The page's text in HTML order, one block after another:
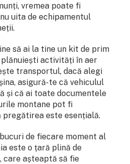
vremea poate fi
uita de echipamentul
să ai la tine un kit de prim
plănuiești activități în aer
transportul, dacă alegi
asigură-te că vehiculul
și că ai toate documentele
montane pot fi
pregătirea este esențială.
de fiecare moment al
este o țară plină de
care așteaptă să fie